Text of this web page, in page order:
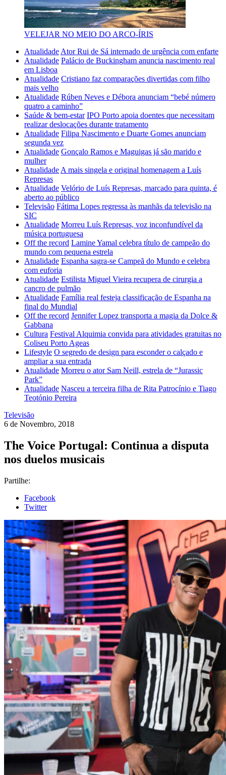
VELEJAR NO MEIO DO ARCO-ÍRIS
Atualidade Ator Rui de Sá internado de urgência com enfarte
Atualidade Palácio de Buckingham anuncia nascimento real
em Lisboa
Atualidade Cristiano faz comparações divertidas com filho
mais velho
Atualidade Rúben Neves e Débora anunciam “bebé número
quatro a caminho”
Saúde & bem-estar IPO Porto apoia doentes que necessitam
realizar deslocações durante tratamento
Atualidade Filipa Nascimento e Duarte Gomes anunciam
segunda vez
Atualidade Gonçalo Ramos e Maguigas já são marido e
mulher
Atualidade A mais singela e original homenagem a Luís
Represas
Atualidade Velório de Luís Represas, marcado para quinta, é
aberto ao público
Televisão Fátima Lopes regressa às manhãs da televisão na
SIC
Atualidade Morreu Luís Represas, voz inconfundível da
música portuguesa
Off the record Lamine Yamal celebra título de campeão do
mundo com pequena estrela
Atualidade Espanha sagra-se Campeã do Mundo e celebra
com euforia
Atualidade Estilista Miguel Vieira recupera de cirurgia a
cancro de pulmão
Atualidade Família real festeja classificação de Espanha na
final do Mundial
Off the record Jennifer Lopez transporta a magia da Dolce &
Gabbana
Cultura Festival Alquimia convida para atividades gratuitas no
Coliseu Porto Ageas
Lifestyle O segredo de design para esconder o calçado e
ampliar a sua entrada
Atualidade Morreu o ator Sam Neill, estrela de “Jurassic
Park”
Atualidade Nasceu a terceira filha de Rita Patrocínio e Tiago
Teotónio Pereira
Televisão
6 de Novembro, 2018
The Voice Portugal: Continua a disputa
nos duelos musicais
Partilhe:
Facebook
Twitter